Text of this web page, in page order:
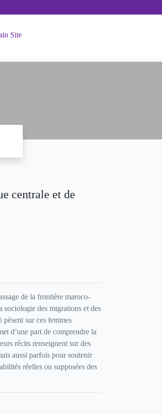
Site
centrale et de
de la frontière maroco-
sociologie des migrations et des
sur ces femmes
d’une part de comprendre la
récits renseignent sur des
aussi parfois pour soutenir
réelles ou supposées des